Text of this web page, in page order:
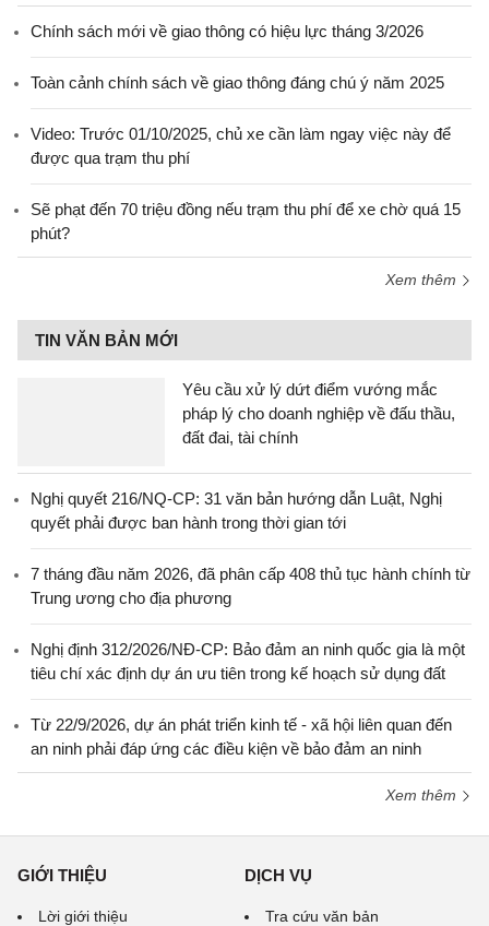
Chính sách mới về giao thông có hiệu lực tháng 3/2026
Toàn cảnh chính sách về giao thông đáng chú ý năm 2025
Video: Trước 01/10/2025, chủ xe cần làm ngay việc này để
được qua trạm thu phí
Sẽ phạt đến 70 triệu đồng nếu trạm thu phí để xe chờ quá 15
phút?
Xem thêm
TIN VĂN BẢN MỚI
Yêu cầu xử lý dứt điểm vướng mắc
pháp lý cho doanh nghiệp về đấu thầu,
đất đai, tài chính
Nghị quyết 216/NQ-CP: 31 văn bản hướng dẫn Luật, Nghị
quyết phải được ban hành trong thời gian tới
7 tháng đầu năm 2026, đã phân cấp 408 thủ tục hành chính từ
Trung ương cho địa phương
Nghị định 312/2026/NĐ-CP: Bảo đảm an ninh quốc gia là một
tiêu chí xác định dự án ưu tiên trong kế hoạch sử dụng đất
Từ 22/9/2026, dự án phát triển kinh tế - xã hội liên quan đến
an ninh phải đáp ứng các điều kiện về bảo đảm an ninh
Xem thêm
GIỚI THIỆU
Lời giới thiệu
DỊCH VỤ
Tra cứu văn bản